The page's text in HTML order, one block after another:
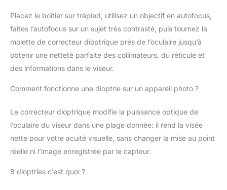
Placez le boîtier sur trépied, utilisez un objectif en autofocus,
faites l’autofocus sur un sujet très contrasté, puis tournez la
molette de correcteur dioptrique près de l’oculaire jusqu’à
obtenir une netteté parfaite des collimateurs, du réticule et
des informations dans le viseur.
Comment fonctionne une dioptrie sur un appareil photo ?
Le correcteur dioptrique modifie la puissance optique de
l’oculaire du viseur dans une plage donnée: il rend la visée
nette pour votre acuité visuelle, sans changer la mise au point
réelle ni l’image enregistrée par le capteur.
8 dioptries c’est quoi ?